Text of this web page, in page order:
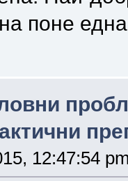
поне
12:47:54